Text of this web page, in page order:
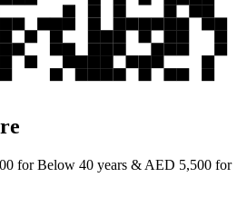
for Below 40 years & AED 5,500 for